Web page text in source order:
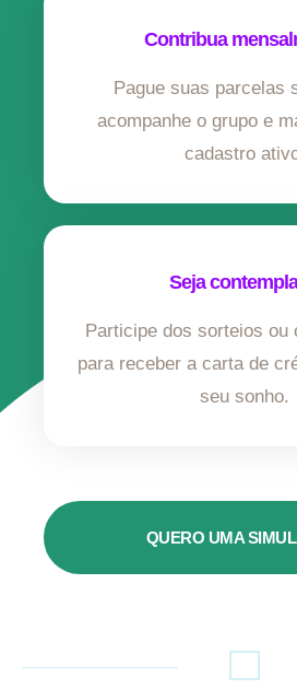
Contribua
Pague suas parcelas
acompanhe o grupo e
cadastro
Seja
Participe dos sorteios ou
para receber a carta de
seu sonho.
QUERO UMA